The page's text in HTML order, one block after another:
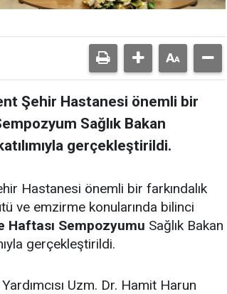
Şehir Hastanesi önemli bir
Sağlık Bakan
gerçekleştirildi.
Hastanesi önemli bir farkındalık
ve emzirme konularında bilinci
Haftası Sempozyumu Sağlık Bakan
gerçekleştirildi.
Uzm. Dr. Hamit Harun